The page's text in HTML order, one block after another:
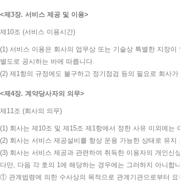
제3장. 서비스 제공 및 이용
제10조 (서비스 이용시간)
(1) 서비스 이용은 회사의 업무상 또는 기술상 특별한 지장
별도로 공시하는 바에 따릅니다.
(2) 제1항의 규정에도 불구하고 정기점검 등의 필요로 회사
제4장. 계약당사자의 의무
제11조 (회사의 의무)
(1) 회사는 제10조 및 제15조 제1항에서 정한 사유 이외에
(2) 회사는 서비스 제공설비를 항상 운용 가능한 상태로 유
(3) 회사는 서비스 제공과 관련하여 취득한 이용자의 개인
다만, 다음 각 호의 1에 해당하는 경우에는 그러하지 아니합
① 관계법령에 의한 수사상의 목적으로 관계기관으로부터 요